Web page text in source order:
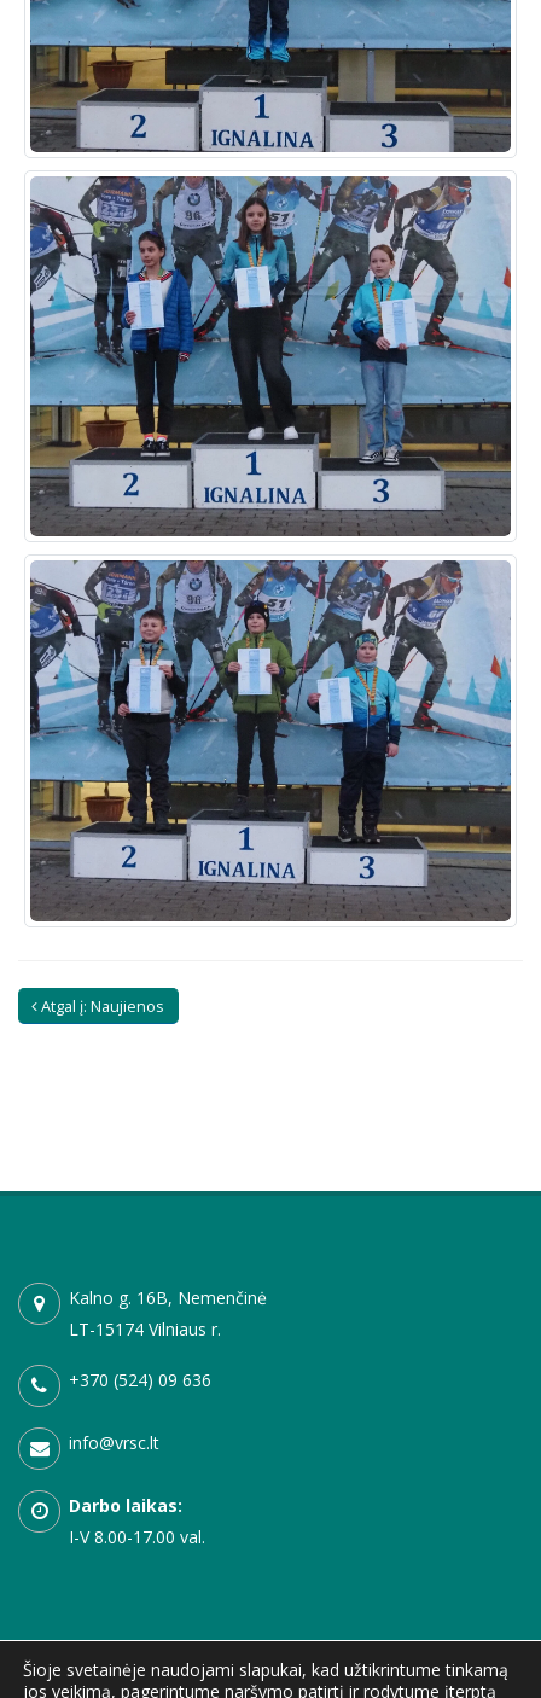
Atgal į: Naujienos
Kalno g. 16B, Nemenčinė
LT-15174 Vilniaus r.
+370 (524) 09 636
info@vrsc.lt
Darbo laikas:
I-V 8.00-17.00 val.
Šioje svetainėje naudojami slapukai, kad užtikrintume tinkamą
jos veikimą, pagerintume naršymo patirtį ir rodytume įterptą